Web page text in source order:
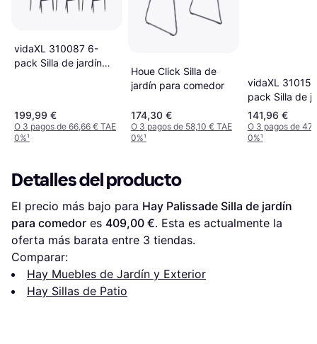
vidaXL 310087 6-
pack Silla de jardín
199,99 €
O 3 pagos de 66,66 € TAE
0%¹
Houe Click Silla de
jardín para comedor
174,30 €
O 3 pagos de 58,10 € TAE
0%¹
vidaXL
pack Silla de
para comedor
141,96 €
O 3 pagos de
0%¹
Detalles del producto
El precio más bajo para Hay Palissade Silla de jardín
para comedor es 409,00 €. Esta es actualmente la
oferta más barata entre 3 tiendas.
Comparar:
Hay Muebles de Jardín y Exterior
Hay Sillas de Patio